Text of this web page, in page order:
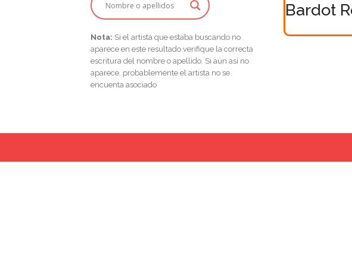
Nota: Si el artista que estaba buscando no
aparece en este resultado verifique la correcta
escritura del nombre o apellido. Si aún asi no
aparece, probablemente el artista no se
encuenta asociado
Bardot